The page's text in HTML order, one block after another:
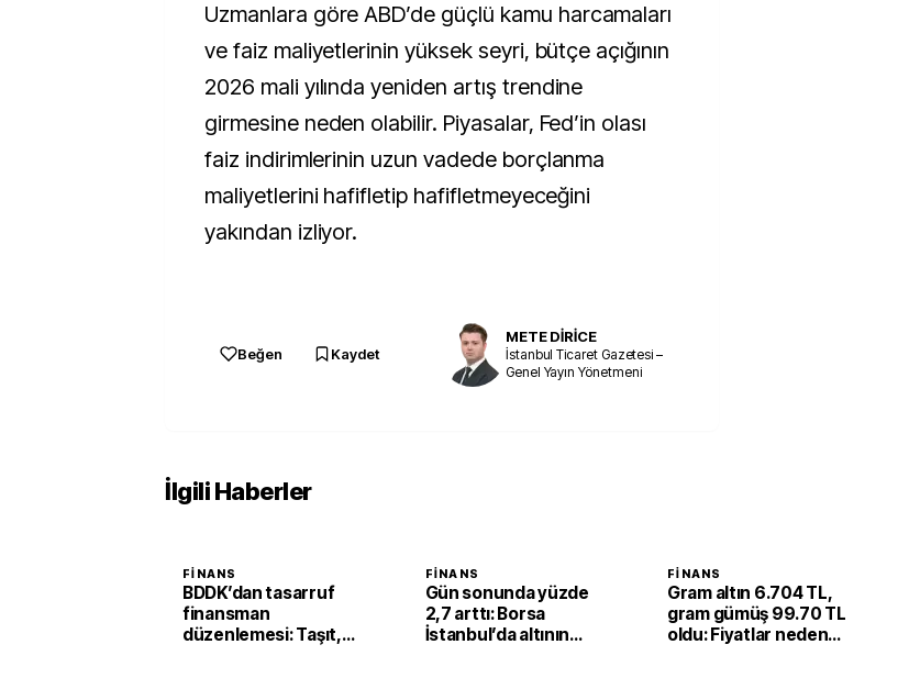
Uzmanlara göre ABD’de güçlü kamu harcamaları
ve faiz maliyetlerinin yüksek seyri, bütçe açığının
2026 mali yılında yeniden artış trendine
girmesine neden olabilir. Piyasalar, Fed’in olası
faiz indirimlerinin uzun vadede borçlanma
maliyetlerini hafifletip hafifletmeyeceğini
yakından izliyor.
Beğen Kaydet
METE DİRİCE
İstanbul Ticaret Gazetesi –
Genel Yayın Yönetmeni
İlgili Haberler
FINANS
BDDK’dan tasarruf
finansman
düzenlemesi: Taşıt,
FINANS
Gün sonunda yüzde
2,7 arttı: Borsa
İstanbul’da altının
FINANS
Gram altın 6.704 TL,
gram gümüş 99.70 TL
oldu: Fiyatlar neden